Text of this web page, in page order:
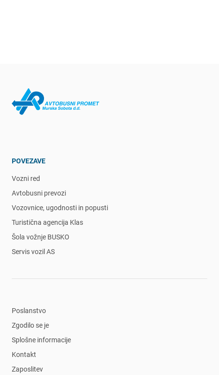
POVEZAVE
Vozni red
Avtobusni prevozi
Vozovnice, ugodnosti in popusti
Turistična agencija Klas
Šola vožnje BUSKO
Servis vozil AS
Poslanstvo
Zgodilo se je
Splošne informacije
Kontakt
Zaposlitev